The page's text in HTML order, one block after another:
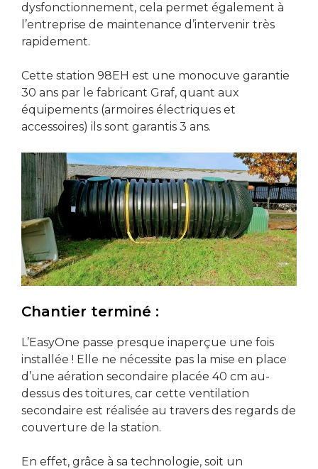
dysfonctionnement, cela permet également à
l’entreprise de maintenance d’intervenir très
rapidement.
Cette station 98EH est une monocuve garantie
30 ans par le fabricant Graf, quant aux
équipements (armoires électriques et
accessoires) ils sont garantis 3 ans.
Chantier terminé :
L’EasyOne passe presque inaperçue une fois
installée ! Elle ne nécessite pas la mise en place
d’une aération secondaire placée 40 cm au-
dessus des toitures, car cette ventilation
secondaire est réalisée au travers des regards de
couverture de la station.
En effet, grâce à sa technologie, soit un